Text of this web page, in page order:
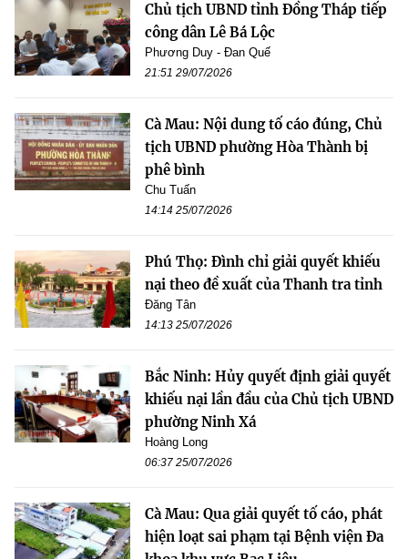
Chủ tịch UBND tỉnh Đồng Tháp tiếp
công dân Lê Bá Lộc
Phương Duy - Đan Quế
21:51 29/07/2026
Cà Mau: Nội dung tố cáo đúng, Chủ
tịch UBND phường Hòa Thành bị
phê bình
Chu Tuấn
14:14 25/07/2026
Phú Thọ: Đình chỉ giải quyết khiếu
nại theo đề xuất của Thanh tra tỉnh
Đăng Tân
14:13 25/07/2026
Bắc Ninh: Hủy quyết định giải quyết
khiếu nại lần đầu của Chủ tịch UBND
phường Ninh Xá
Hoàng Long
06:37 25/07/2026
Cà Mau: Qua giải quyết tố cáo, phát
hiện loạt sai phạm tại Bệnh viện Đa